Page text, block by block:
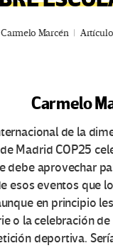
Carmelo Marcén
Carmelo
de la
Madrid COP25
debe aprovechar
esos eventos que
en principio
o la celebración
deportiva.